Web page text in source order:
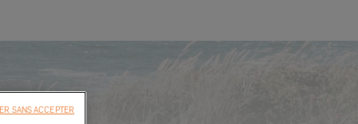
SANS ACCEPTER